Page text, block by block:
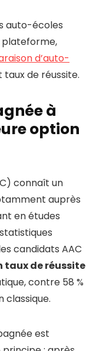
auto-écoles
plateforme,
d’auto-
de réussite.
à
option
connaît un
auprès
en études
candidats AAC
taux de réussite
contre 58 %
classique.
est